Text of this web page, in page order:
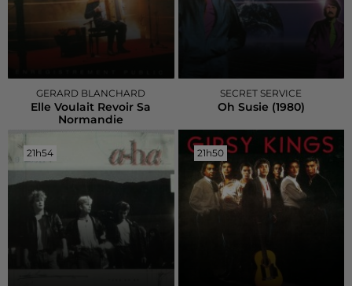
GERARD BLANCHARD
Elle Voulait Revoir Sa
Normandie
SECRET SERVICE
Oh Susie (1980)
21h54
21h54 21h50
21h50